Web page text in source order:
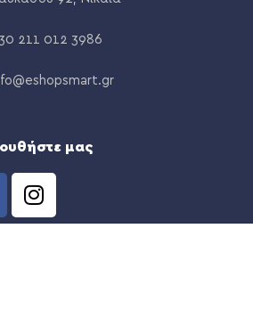
211 012 3986
μας